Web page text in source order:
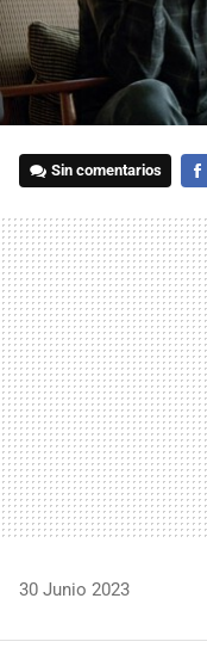
Sin comentarios
30 Junio 2023